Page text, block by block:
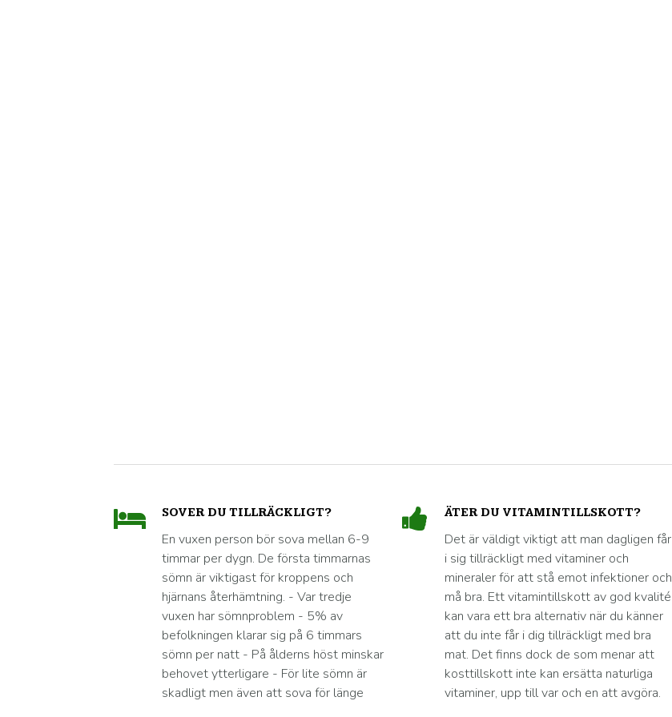
SOVER DU TILLRÄCKLIGT?
En vuxen person bör sova mellan 6-9
timmar per dygn. De första timmarnas
sömn är viktigast för kroppens och
hjärnans återhämtning. - Var tredje
vuxen har sömnproblem - 5% av
befolkningen klarar sig på 6 timmars
sömn per natt - På ålderns höst minskar
behovet ytterligare - För lite sömn är
skadligt men även att sova för länge
ÄTER DU VITAMINTILLSKOTT?
Det är väldigt viktigt att man dagligen får
i sig tillräckligt med vitaminer och
mineraler för att stå emot infektioner och
må bra. Ett vitamintillskott av god kvalité
kan vara ett bra alternativ när du känner
att du inte får i dig tillräckligt med bra
mat. Det finns dock de som menar att
kosttillskott inte kan ersätta naturliga
vitaminer, upp till var och en att avgöra.